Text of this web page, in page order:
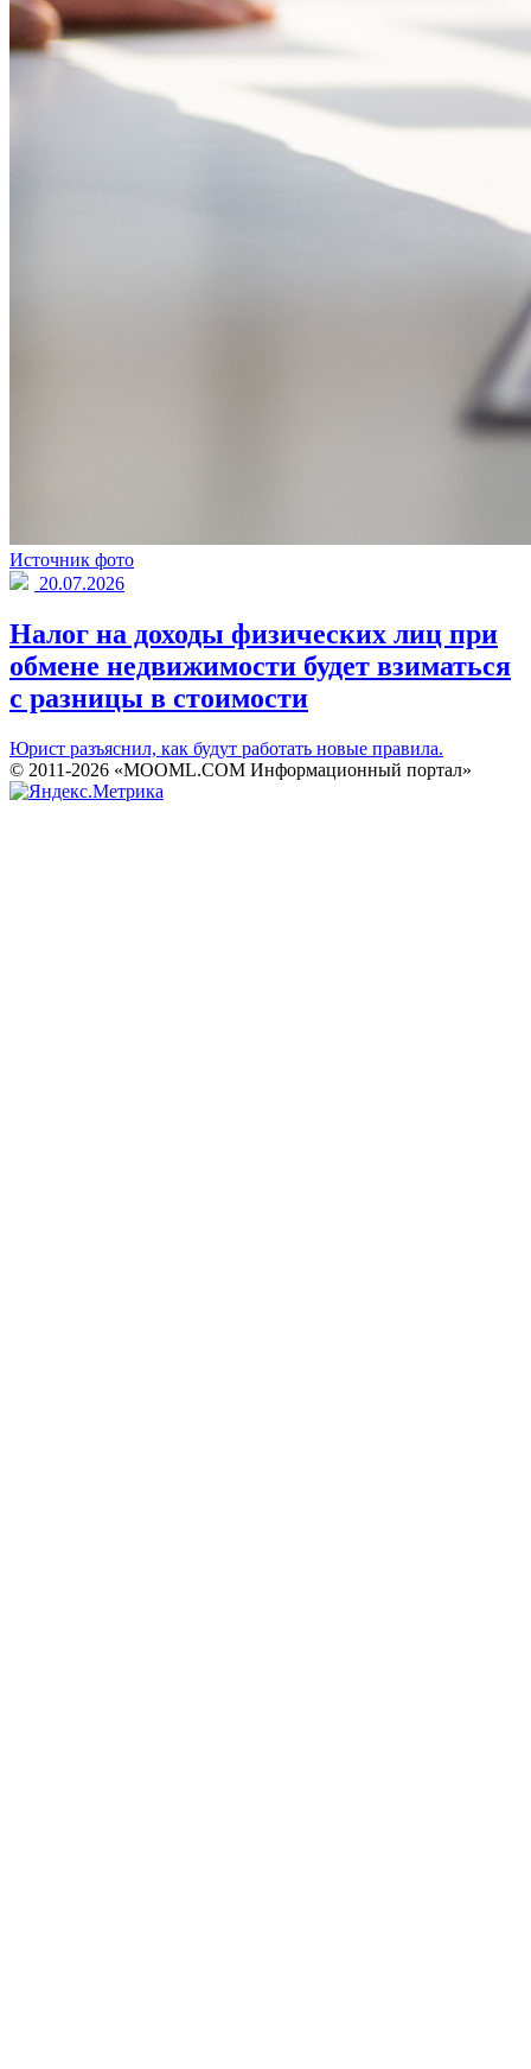
Источник фото
20.07.2026
Налог на доходы физических лиц при
обмене недвижимости будет взиматься
с разницы в стоимости
Юрист разъяснил, как будут работать новые правила.
© 2011-2026 «MOOML.COM Информационный портал»